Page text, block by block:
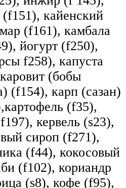
кайенский
(f161), камбала
йогурт (f250),
f258), капуста
(бобы
(f154), карп (сазан)
(f35),
кервель (s23),
сироп (f271),
(f44), кокосовый
(f102), кориандр
(s8), кофе (f95),